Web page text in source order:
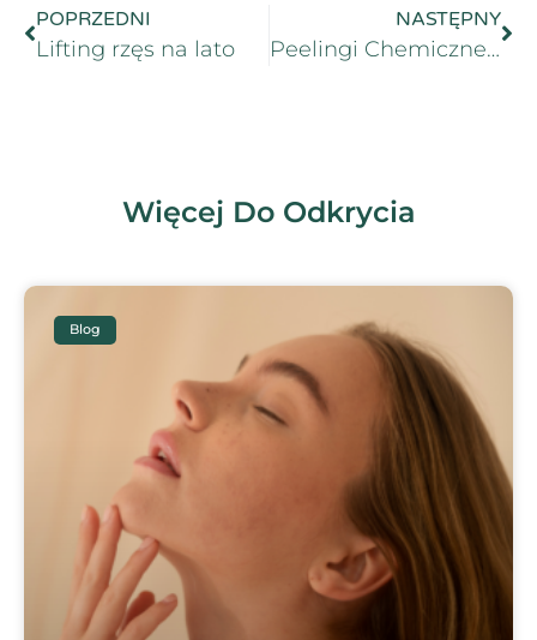
POPRZEDNI
Lifting rzęs na lato
NASTĘPNY
Peelingi Chemiczne na Lato: Co Warto Wiedzieć?
Więcej Do Odkrycia
Blog